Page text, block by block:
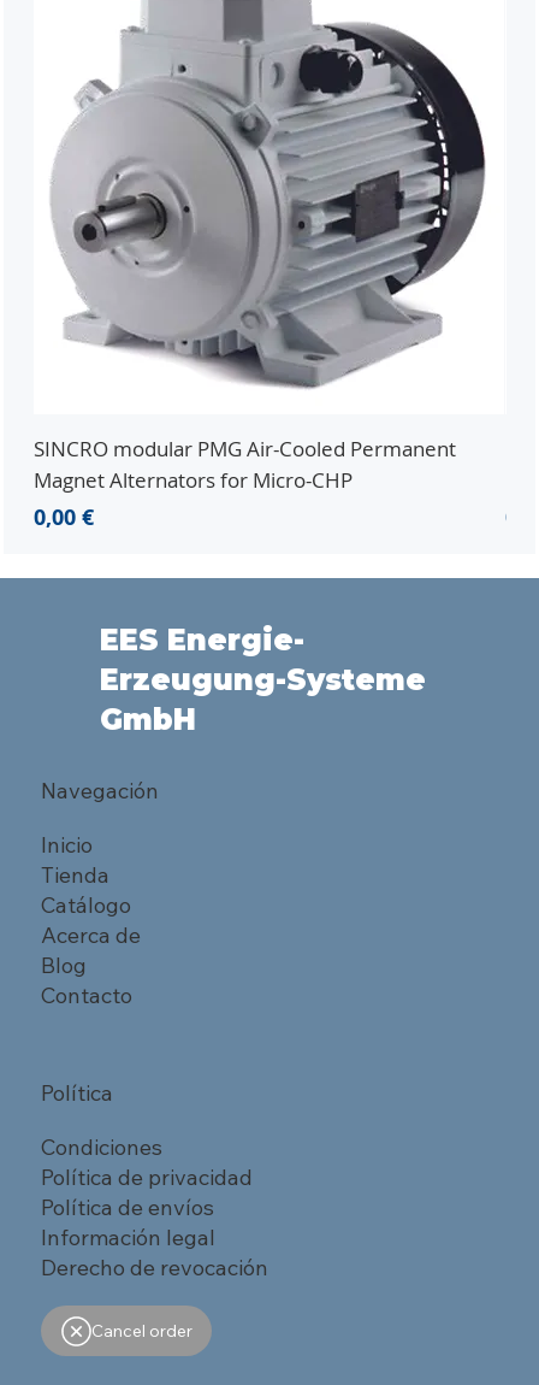
SINCRO modular PMG Air-Cooled Permanent
Magnet Alternators for Micro-CHP
Precio
0,00 €
EES Energie-
Erzeugung-Systeme
GmbH
Navegación
Inicio
Tienda
Catálogo
Acerca de
Blog
Contacto
Política
Condiciones
Política de privacidad
Política de envíos
Información legal
Derecho de revocación
Cancel order